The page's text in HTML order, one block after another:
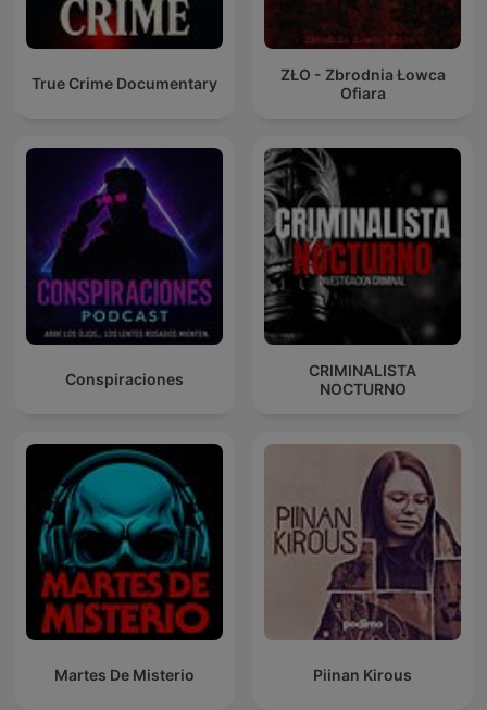
True Crime Documentary
ZŁO - Zbrodnia Łowca
Ofiara
Conspiraciones
CRIMINALISTA
NOCTURNO
Martes De Misterio Piinan Kirous